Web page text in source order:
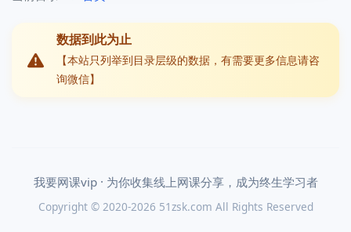
数据到此为止
【本站只列举到目录层级的数据，有需要更多信息请咨
询微信】
我要网课vip · 为你收集线上网课分享，成为终生学习者
Copyright © 2020-2026 51zsk.com All Rights Reserved